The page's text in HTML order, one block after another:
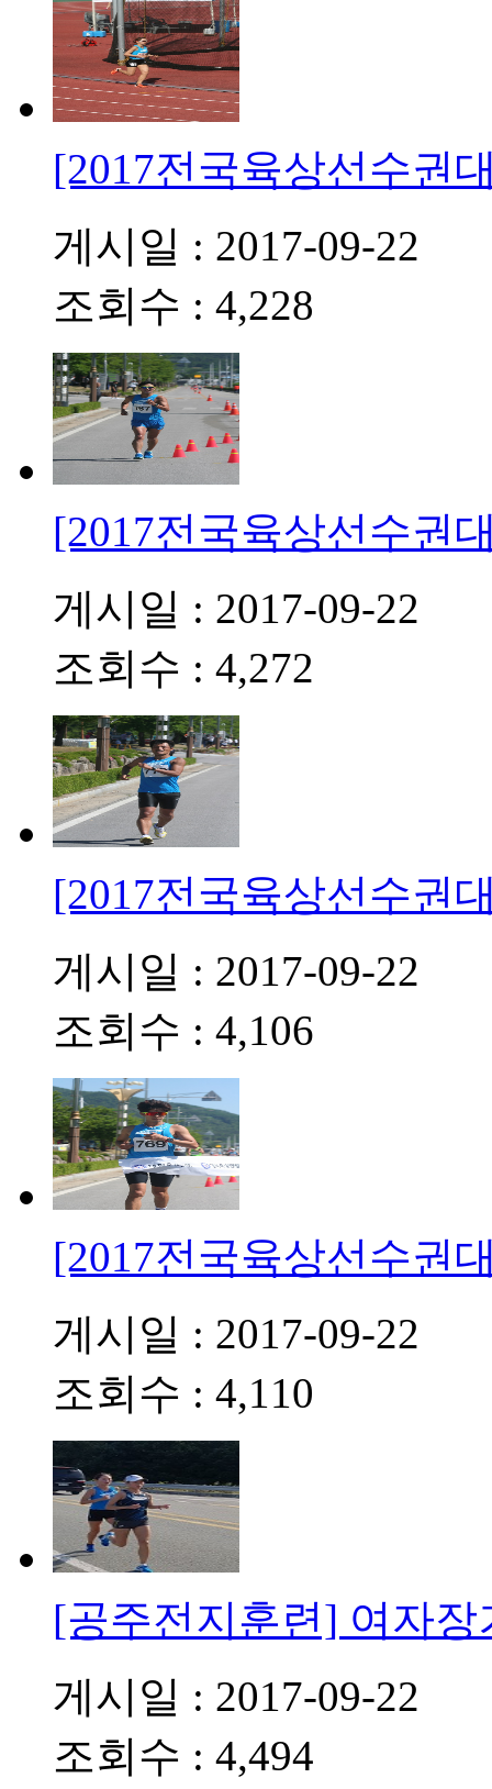
[2017전국육상선수권
게시일 : 2017-09-22
조회수 : 4,228
[2017전국육상선수권
게시일 : 2017-09-22
조회수 : 4,272
[2017전국육상선수권
게시일 : 2017-09-22
조회수 : 4,106
[2017전국육상선수권
게시일 : 2017-09-22
조회수 : 4,110
[공주전지훈련] 여자장
게시일 : 2017-09-22
조회수 : 4,494